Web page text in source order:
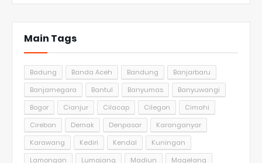
Main Tags
Badung Banda Aceh Bandung
Banjarbaru
Banjarnegara
Bantul Banyumas
Banyuwangi
Bogor
Cianjur Cilacap Cilegon
Cimahi
Cirebon
Demak Denpasar
Karanganyar
Karawang
Kediri Kendal
Kuningan
Lamongan
Lumajang Madiun
Magelang